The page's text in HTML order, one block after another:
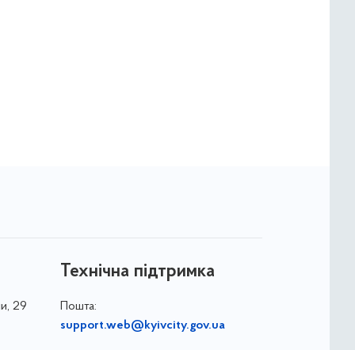
29
Технічна підтримка
Пошта:
support.web@kyivcity.gov.ua